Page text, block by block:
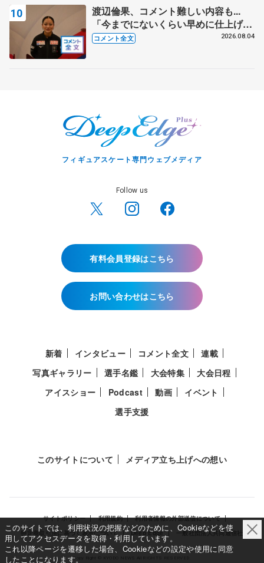
渡辺倫果、コメント難しい内容も...
「今までにないくらい早めに仕上げら
れている」 【アジアンオープントロ
コメント全文 2026.08.04
フィギュアスケート専門ウェブメディア
Follow us
有料会員登録はこちら
お問い合わせはこちら
新着 インタビュー コメント全文
連載
写真ギャラリー
選手名鑑 大会特集
大会日程
アイスショー
Podcast 動画
イベント
選手支援
このサイトについて メディア立ち上げへの想い
サイトポリシー 利用規約
利用者情報の外部送信について
特定商取引法に基づく表示について
Deep Edge 一般社団法人共同通信社
Copy Right © KYODO NEWS All RIGHTS RESERVED.
このサイトでは、利用状況の把握などのために、Cookieなどを使
用してアクセスデータを取得・利用しています。
これ以降ページを遷移した場合、Cookieなどの設定や使用に同意
したことになります。